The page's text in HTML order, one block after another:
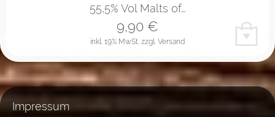
55,5% Vol Malts of…
inkl. 19% MwSt. zzgl. Versand
9,90 €
Impressum